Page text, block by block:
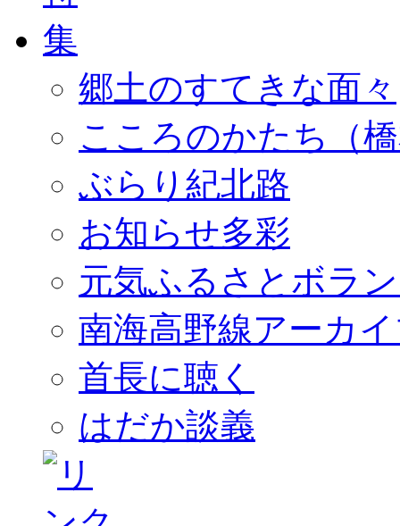
郷土のすてきな面々
こころのかたち（
ぶらり紀北路
お知らせ多彩
元気ふるさとボラ
南海高野線アーカ
首長に聴く
はだか談義